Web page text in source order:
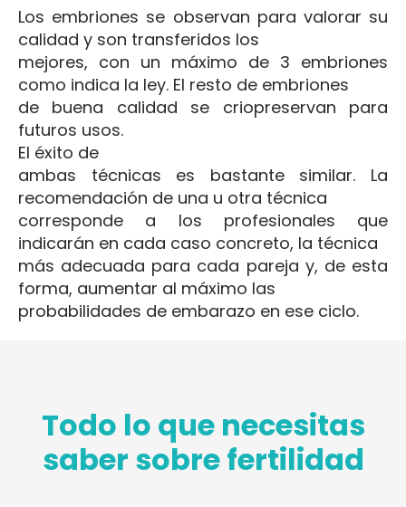
Los embriones se observan para valorar su
calidad y son transferidos los
mejores, con un máximo de 3 embriones
como indica la ley. El resto de embriones
de buena calidad se criopreservan para
futuros usos.
El éxito de
ambas técnicas es bastante similar. La
recomendación de una u otra técnica
corresponde a los profesionales que
indicarán en cada caso concreto, la técnica
más adecuada para cada pareja y, de esta
forma, aumentar al máximo las
probabilidades de embarazo en ese ciclo.
Todo lo que necesitas
saber sobre fertilidad